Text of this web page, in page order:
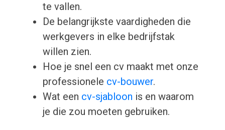
te vallen.
De belangrijkste vaardigheden die
werkgevers in elke bedrijfstak
willen zien.
Hoe je snel een cv maakt met onze
professionele cv-bouwer.
Wat een cv-sjabloon is en waarom
je die zou moeten gebruiken.